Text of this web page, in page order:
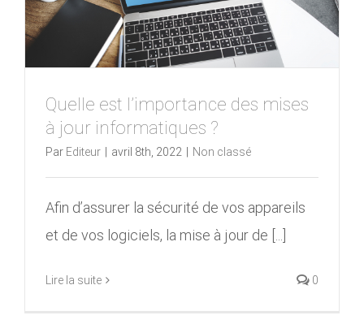
Quelle est l’importance des mises
à jour informatiques ?
Par Editeur avril 8th, 2022 Non classé
Afin d’assurer la sécurité de vos appareils
et de vos logiciels, la mise à jour de [...]
Lire la suite 0